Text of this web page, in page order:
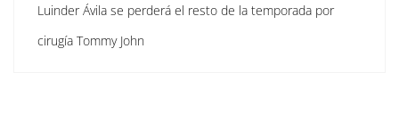
Luinder Ávila se perderá el resto de la temporada por
cirugía Tommy John